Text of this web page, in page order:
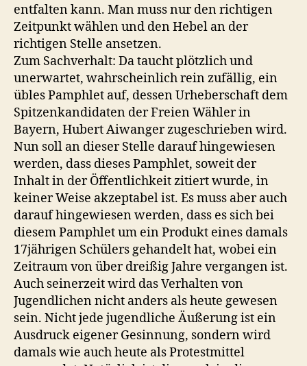
entfalten kann. Man muss nur den richtigen
Zeitpunkt wählen und den Hebel an der
richtigen Stelle ansetzen.
Zum Sachverhalt: Da taucht plötzlich und
unerwartet, wahrscheinlich rein zufällig, ein
übles Pamphlet auf, dessen Urheberschaft dem
Spitzenkandidaten der Freien Wähler in
Bayern, Hubert Aiwanger zugeschrieben wird.
Nun soll an dieser Stelle darauf hingewiesen
werden, dass dieses Pamphlet, soweit der
Inhalt in der Öffentlichkeit zitiert wurde, in
keiner Weise akzeptabel ist. Es muss aber auch
darauf hingewiesen werden, dass es sich bei
diesem Pamphlet um ein Produkt eines damals
17jährigen Schülers gehandelt hat, wobei ein
Zeitraum von über dreißig Jahre vergangen ist.
Auch seinerzeit wird das Verhalten von
Jugendlichen nicht anders als heute gewesen
sein. Nicht jede jugendliche Äußerung ist ein
Ausdruck eigener Gesinnung, sondern wird
damals wie auch heute als Protestmittel